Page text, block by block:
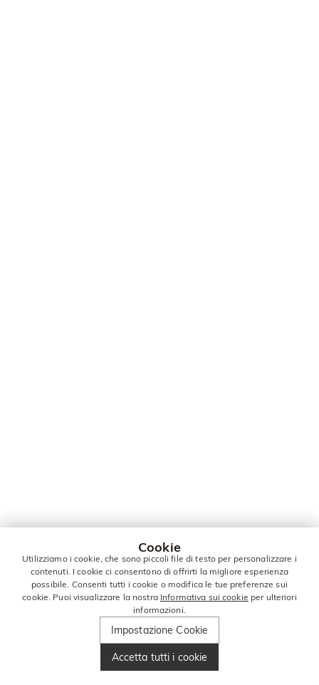
Cookie
Utilizziamo i cookie, che sono piccoli file di testo per personalizzare i
contenuti. I cookie ci consentono di offrirti la migliore esperienza
possibile. Consenti tutti i cookie o modifica le tue preferenze sui
cookie. Puoi visualizzare la nostra Informativa sui cookie per ulteriori
informazioni.
Impostazione Cookie
Accetta tutti i cookie